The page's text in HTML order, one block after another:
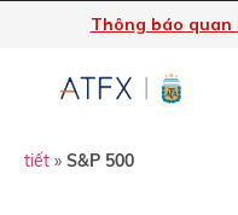
Thông báo quan
tiết » S&P 500